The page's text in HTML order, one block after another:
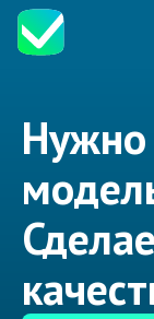
Нужно